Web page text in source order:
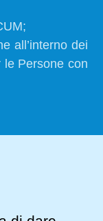
all’interno dei
le Persone con